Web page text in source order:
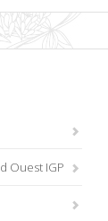
Ouest IGP